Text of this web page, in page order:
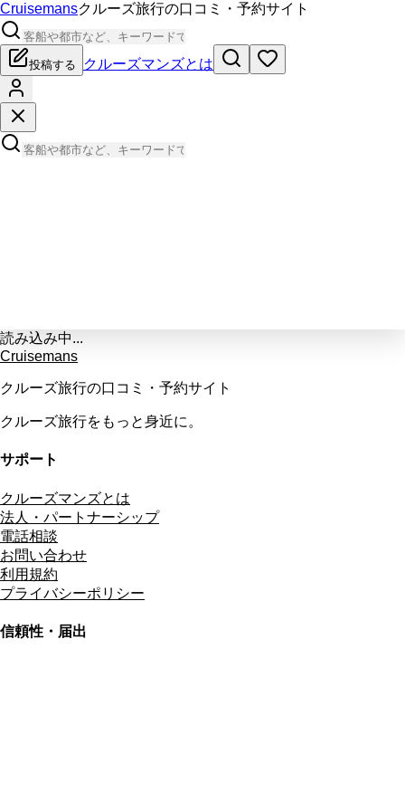
Cruisemansクルーズ旅行の口コミ・予約サイト
投稿する クルーズマンズとは
読み込み中...
Cruisemans
クルーズ旅行の口コミ・予約サイト
クルーズ旅行をもっと身近に。
サポート
クルーズマンズとは
法人・パートナーシップ
電話相談
お問い合わせ
利用規約
プライバシーポリシー
信頼性・届出